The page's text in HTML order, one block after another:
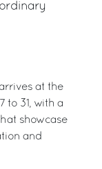
at the
to 31, with a
showcase
and